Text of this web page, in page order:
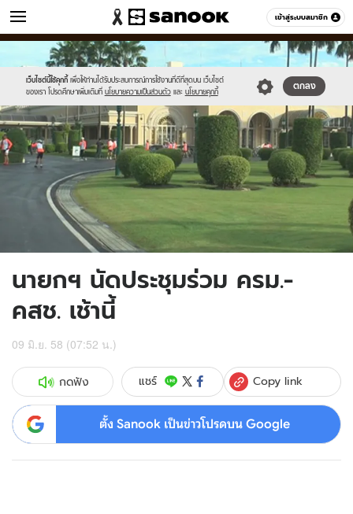
เข้าสู่ระบบสมาชิก
ข่าว หมวดอื่นๆ
เว็บไซต์นี้ใช้คุกกี้ เพื่อให้ท่านได้รับประสบการณ์การใช้งานที่ดีที่สุดบน เว็บไซต์
ของเรา โปรดศึกษาเพิ่มเติมที่ นโยบายความเป็นส่วนตัว และ นโยบายคุกกี้
ตกลง
//s.isanook.com/sr/0/images/logo-
new-
sanook.png
//s.isanook.com/ns/0/ud/361/1809162/623599-
01.jpg
นายกฯ นัดประชุมร่วม ครม.-
คสช. เช้านี้
09 มิ.ย. 58 (07:52 น.)
กดฟัง แชร์ Copy link
ตั้ง Sanook เป็นข่าวโปรดบน Google